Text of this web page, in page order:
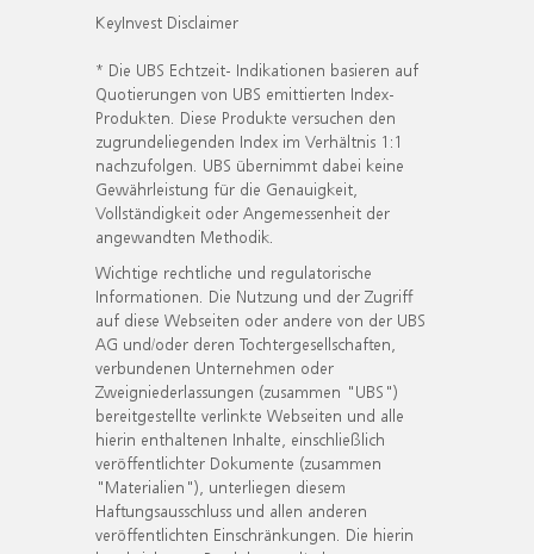
KeyInvest Disclaimer
* Die UBS Echtzeit- Indikationen basieren auf
Quotierungen von UBS emittierten Index-
Produkten. Diese Produkte versuchen den
zugrundeliegenden Index im Verhältnis 1:1
nachzufolgen. UBS übernimmt dabei keine
Gewährleistung für die Genauigkeit,
Vollständigkeit oder Angemessenheit der
angewandten Methodik.
Wichtige rechtliche und regulatorische
Informationen. Die Nutzung und der Zugriff
auf diese Webseiten oder andere von der UBS
AG und/oder deren Tochtergesellschaften,
verbundenen Unternehmen oder
Zweigniederlassungen (zusammen "UBS")
bereitgestellte verlinkte Webseiten und alle
hierin enthaltenen Inhalte, einschließlich
veröffentlichter Dokumente (zusammen
"Materialien"), unterliegen diesem
Haftungsausschluss und allen anderen
veröffentlichten Einschränkungen. Die hierin